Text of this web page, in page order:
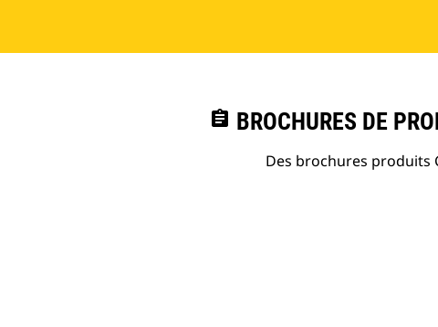
assignment BROCHURES DE
Des brochures